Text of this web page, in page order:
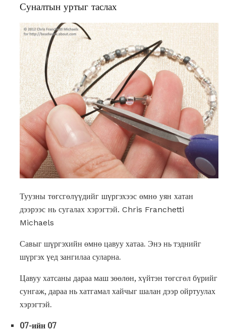
Суналтын уртыг таслах
Туузны төгсгөлүүдийг шүргэхээс өмнө уян хатан
дээрээс нь сугалах хэрэгтэй. Chris Franchetti
Michaels
Савыг шүргэхийн өмнө цавуу хатаа. Энэ нь тэднийг
шүргэх үед зангилаа суларна.
Цавуу хатсаны дараа маш зөөлөн, хүйтэн төгсгөл бүрийг
сунгаж, дараа нь хатгамал хайчыг шалан дээр ойртуулах
хэрэгтэй.
07-ийн 07